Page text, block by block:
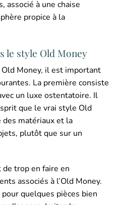
associé à une chaise
propice à la
le style Old Money
Old Money, il est important
La première consiste
un luxe ostentatoire. Il
que le vrai style Old
matériaux et la
plutôt que sur un
trop en faire en
associés à l’Old Money.
quelques pièces bien